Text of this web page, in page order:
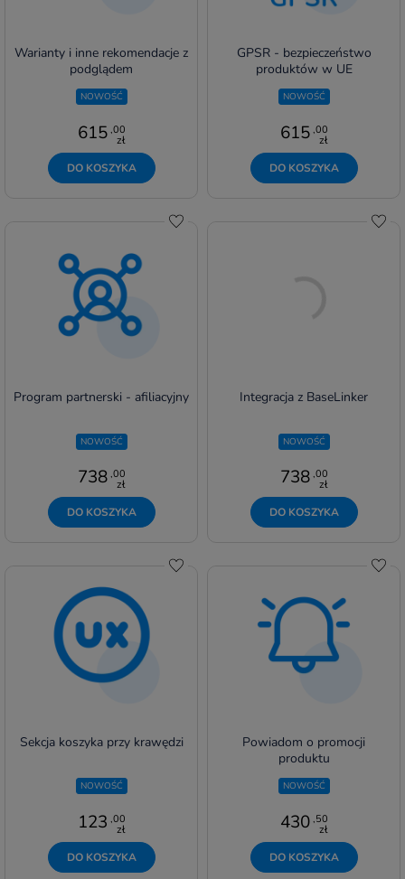
Warianty i inne rekomendacje z
podglądem
NOWOŚĆ
615 ,00
zł
DO KOSZYKA
GPSR - bezpieczeństwo
produktów w UE
NOWOŚĆ
615 ,00
zł
DO KOSZYKA
Do schowka
Program partnerski - afiliacyjny
NOWOŚĆ
738 ,00
zł
DO KOSZYKA
Do
Integracja z BaseLinker
NOWOŚĆ
738 ,00
zł
DO KOSZYKA
Do schowka
Sekcja koszyka przy krawędzi
NOWOŚĆ
123 ,00
zł
DO KOSZYKA
Do
Powiadom o promocji
produktu
NOWOŚĆ
430 ,50
zł
DO KOSZYKA